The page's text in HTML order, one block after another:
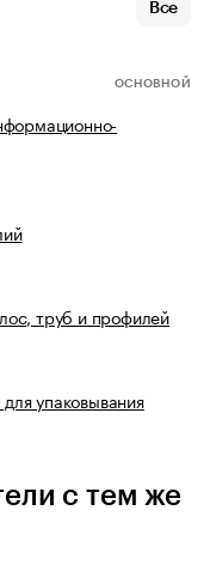
Все
ОСНОВНОЙ
труб и профилей
упаковывания
с тем же